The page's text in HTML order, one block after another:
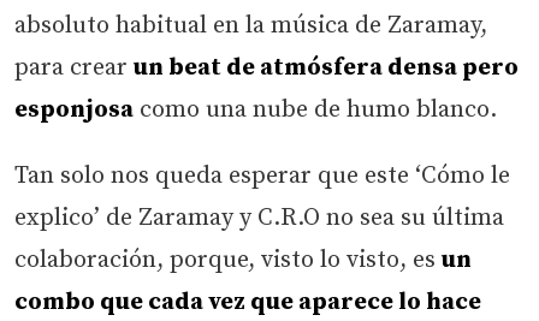
absoluto habitual en la música de Zaramay,
para crear un beat de atmósfera densa pero
esponjosa como una nube de humo blanco.
Tan solo nos queda esperar que este ‘Cómo le
explico’ de Zaramay y C.R.O no sea su última
colaboración, porque, visto lo visto, es un
combo que cada vez que aparece lo hace